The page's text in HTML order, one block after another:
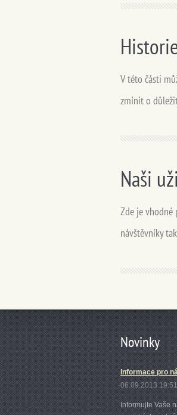
V této části
zmínit o
Naši
Zde je vhodné
návštěvníky
Novinky
Informace pro
06.09.2013 19:51
Informujte Vaše